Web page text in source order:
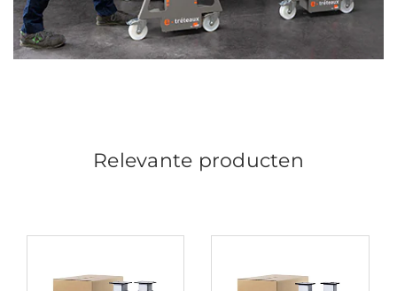
Relevante producten